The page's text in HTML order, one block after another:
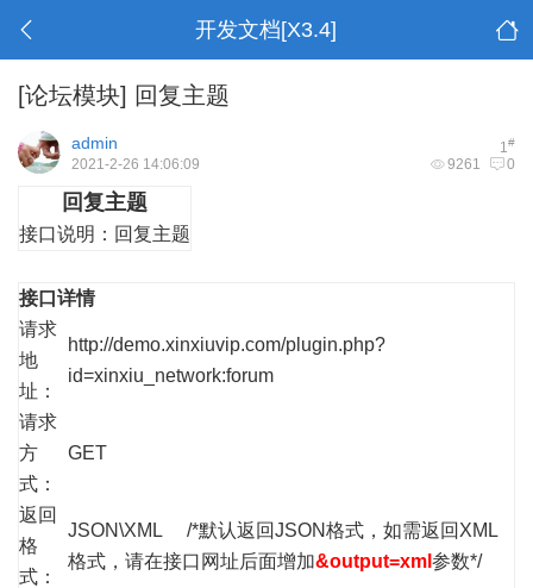
开发文档[X3.4]
[论坛模块] 回复主题
1#
admin
9261 0
2021-2-26 14:06:09
回复主题
接口说明： 回复主题
接口详情
请求
地
址：
http://demo.xinxiuvip.com/plugin.php?
id=xinxiu_network:forum
请求
方
式：
GET
返回
格
式：
JSON\XML /*默认返回JSON格式，如需返回XML
格式，请在接口网址后面增加&output=xml 参数*/